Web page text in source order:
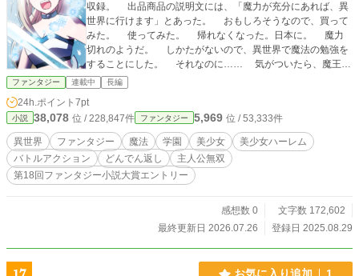
収録。 出品商品の説明文には、「魔力が充分にあれば、異
世界に行けます」とあった。 おもしろそうなので、買って
みた。 使ってみた。 帰れなくなった。日本に。 魔力
切れのようだ。 しかたがないので、異世界で魔法の勉強を
することにした。 それなのに…… 気がついたら、魔王軍
と戦うことに。 はたして、日本に無事戻れるのか？ ＜第
1章の主な内容＞ 王立魔法学園南校で授業を受けていた
ら、クラスまるごと徴兵されてしまった。 魔王軍が、王都
まで迫ったからだ。 同じクラスは、女生徒ばかり。 毒薔
薇姫、毒蛇姫、サソリ姫など、毒はあるけど魔法はからっき
しの美少女ばかり。 ベテラン騎士も兵士たちも、あっとい
う間にアース・ドラゴンに喰われてしまった。 しかたがな
い。ぼくが戦うか。 ＜第2章の主な内容＞ 救援要請が来
る三大魔法剣姫の一人。氷結魔法剣を持つ魔法姫騎士だ。
さっそく救援に行くと、氷姫たち守備隊は、アース・ドラゴ
ンの大軍に包囲され、絶体絶命の窮地だった。 どう救出す
る？ ＜第3章の主な内容＞ 南城壁第十六砦の屋上では、
三大魔法剣姫が、そろい踏みをしていた。氷結魔法剣の使い
ファンタジー 連載中 長編
24h.ポイント 7pt
小説 38,078 位 / 228,847件 ファンタジー 5,969 位 / 53,333件
異世界 ファンタジー 魔法 学園 美少女
美少女ハーレム
バトルアクション
どんでん返し
主人公無双
第18回ファンタジー小説大賞エントリー
感想数 0
文字数 172,602
最終更新日 2026.07.26
登録日 2025.08.29